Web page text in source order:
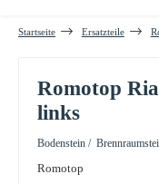
Startseite Ersatzteile
Romotop
links
Bodenstein /
Romotop